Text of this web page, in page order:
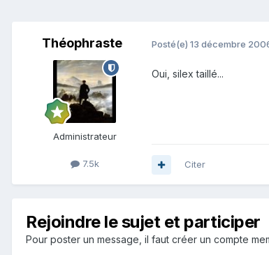
Théophraste
Administrateur
7.5k
Posté(e) 13 décembre
Oui, silex taillé...
Citer
Rejoindre le sujet et participer
Pour poster un message, il faut créer un compte